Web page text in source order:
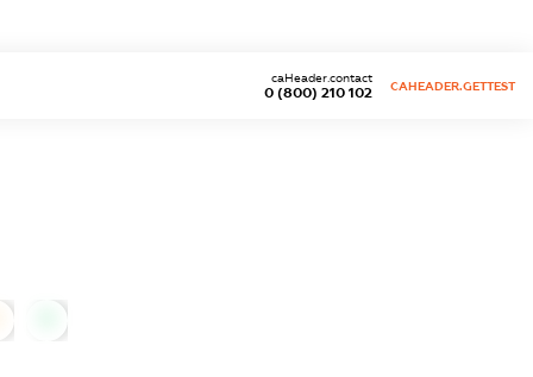
0 (800) 210 102
caHeader.contact
CAHEADER.GETTEST